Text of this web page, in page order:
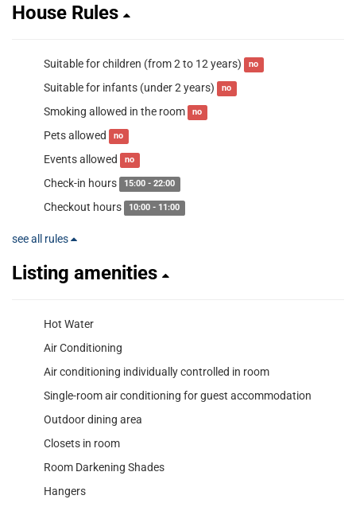
House Rules
Suitable for children (from 2 to 12 years) no
Suitable for infants (under 2 years) no
Smoking allowed in the room no
Pets allowed no
Events allowed no
Check-in hours 15:00 - 22:00
Checkout hours 10:00 - 11:00
see all rules
Listing amenities
Hot Water
Air Conditioning
Air conditioning individually controlled in room
Single-room air conditioning for guest accommodation
Outdoor dining area
Closets in room
Room Darkening Shades
Hangers